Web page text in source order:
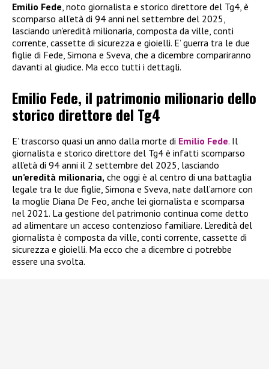
Emilio Fede, noto giornalista e storico direttore del Tg4, è
scomparso all’età di 94 anni nel settembre del 2025,
lasciando un’eredità milionaria, composta da ville, conti
corrente, cassette di sicurezza e gioielli. E’ guerra tra le due
figlie di Fede, Simona e Sveva, che a dicembre compariranno
davanti al giudice. Ma ecco tutti i dettagli.
Emilio Fede, il patrimonio milionario dello
storico direttore del Tg4
E’ trascorso quasi un anno dalla morte di Emilio Fede. Il
giornalista e storico direttore del Tg4 è infatti scomparso
all’età di 94 anni il 2 settembre del 2025, lasciando
un’eredità milionaria, che oggi è al centro di una battaglia
legale tra le due figlie, Simona e Sveva, nate dall’amore con
la moglie Diana De Feo, anche lei giornalista e scomparsa
nel 2021. La gestione del patrimonio continua come detto
ad alimentare un acceso contenzioso familiare. L’eredità del
giornalista è composta da ville, conti corrente, cassette di
sicurezza e gioielli. Ma ecco che a dicembre ci potrebbe
essere una svolta.